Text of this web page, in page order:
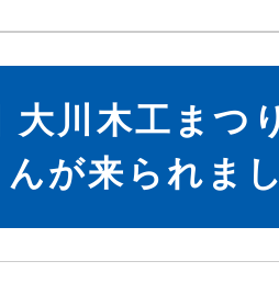
大川木工まつ
が来られま